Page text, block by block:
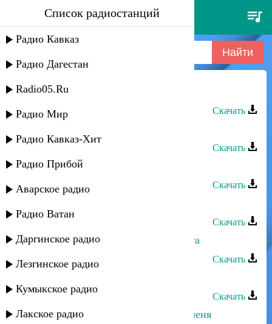
акиф муртазалиев - люби меня
Список радиостанций
Радио Кавказ
Радио Дагестан
Radio05.Ru
Радио Мир
Радио Кавказ-Хит
Радио Прибой
Аварское радио
Радио Ватан
Даргинское радио
Лезгинское радио
Кумыкское радио
Лакское радио
Акиф Муртазалиев - Люби меня
Скачать
Скачать
ЭGO - Люби меня
Скачать
Скачать
Акиф Муртазалиев - Друг без друга
Скачать
Скачать
Динара Залумханова - Не бросай меня